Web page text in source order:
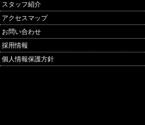
スタッフ紹介
アクセスマップ
お問い合わせ
採用情報
個人情報保護方針